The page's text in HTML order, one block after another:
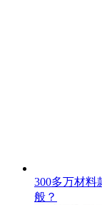
300多万材料
般？